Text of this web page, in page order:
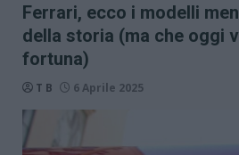
Ferrari, ecco i modelli
della storia (ma che oggi
fortuna)
T B 6 Aprile 2025